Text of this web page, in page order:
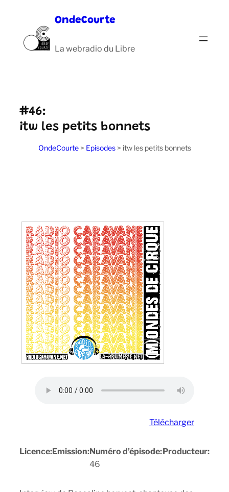
contenu
OndeCourte
La webradio du Libre
#46:
itw les petits bonnets
OndeCourte> Episodes> itw les petits bonnets
Télécharger
Licence:Emission:Numéro d’épisode:
46
Producteur: